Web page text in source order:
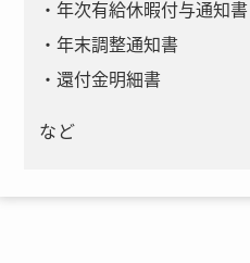
年次有給休暇付与通知書
年末調整通知書
還付金明細書
など